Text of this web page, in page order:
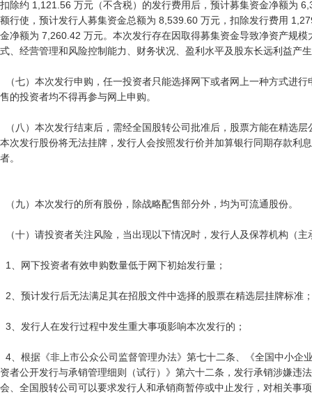
扣除约 1,121.56 万元（不含税）的发行费用后，预计募集资金净额为
额行使，预计发行人募集资金总额为 8,539.60 万元，扣除发行费用
金净额为 7,260.42 万元。本次发行存在因取得募集资金导致净资产规
式、经营管理和风险控制能力、财务状况、盈利水平及股东长远利益产
售的投资者均不得再参与网上申购。
本次发行股份将无法挂牌，发行人会按照发行价并加算银行同期存款利
者。
资者公开发行与承销管理细则（试行）》第六十二条，发行承销涉嫌违
会、全国股转公司可以要求发行人和承销商暂停或中止发行，对相关事